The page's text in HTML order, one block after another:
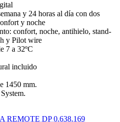
y 24 horas al día con dos
y noche
confort, noche, antihielo, stand-
y Pilot wire
7 a 32ºC
incluido
1450 mm.
REMOTE DP 0.638.169